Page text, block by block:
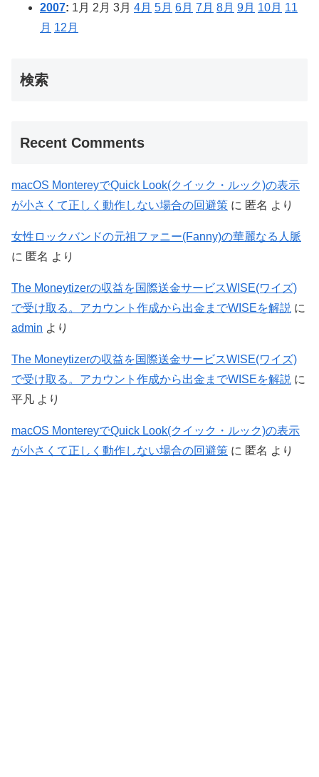
2007: 1月 2月 3月 4月 5月 6月 7月 8月 9月 10月 11
月 12月
検索
Recent Comments
macOS MontereyでQuick Look(クイック・ルック)の表示
が小さくて正しく動作しない場合の回避策 に 匿名 より
女性ロックバンドの元祖ファニー(Fanny)の華麗なる人脈
に 匿名 より
The Moneytizerの収益を国際送金サービスWISE(ワイズ)
で受け取る。アカウント作成から出金までWISEを解説 に
admin より
The Moneytizerの収益を国際送金サービスWISE(ワイズ)
で受け取る。アカウント作成から出金までWISEを解説 に
平凡 より
macOS MontereyでQuick Look(クイック・ルック)の表示
が小さくて正しく動作しない場合の回避策 に 匿名 より